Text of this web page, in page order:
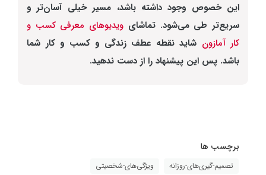
این خصوص وجود داشته باشد، مسیر خیلی آسان‌تر و
سریع‌تر طی می‌شود. تماشای ویدیوهای معرفی کسب و
کار آمازون شاید نقطه عطف زندگی و کسب و کار شما
باشد. پس این پیشنهاد را از دست ندهید.
برچسب ها
تصمیم-گیری‌های-روزانه
ویژگی‌های-شخصیتی